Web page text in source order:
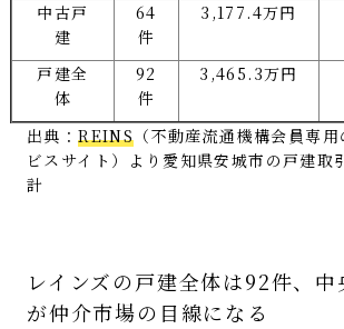
中古戸
建
64
件
3,177.4万円
戸建全
体
92
件
3,465.3万円
出典：REINS （不動産流通機構会員専
ビスサイト）より愛知県安城市の戸建取
計
レインズの戸建全体は92件、
が仲介市場の目線になる